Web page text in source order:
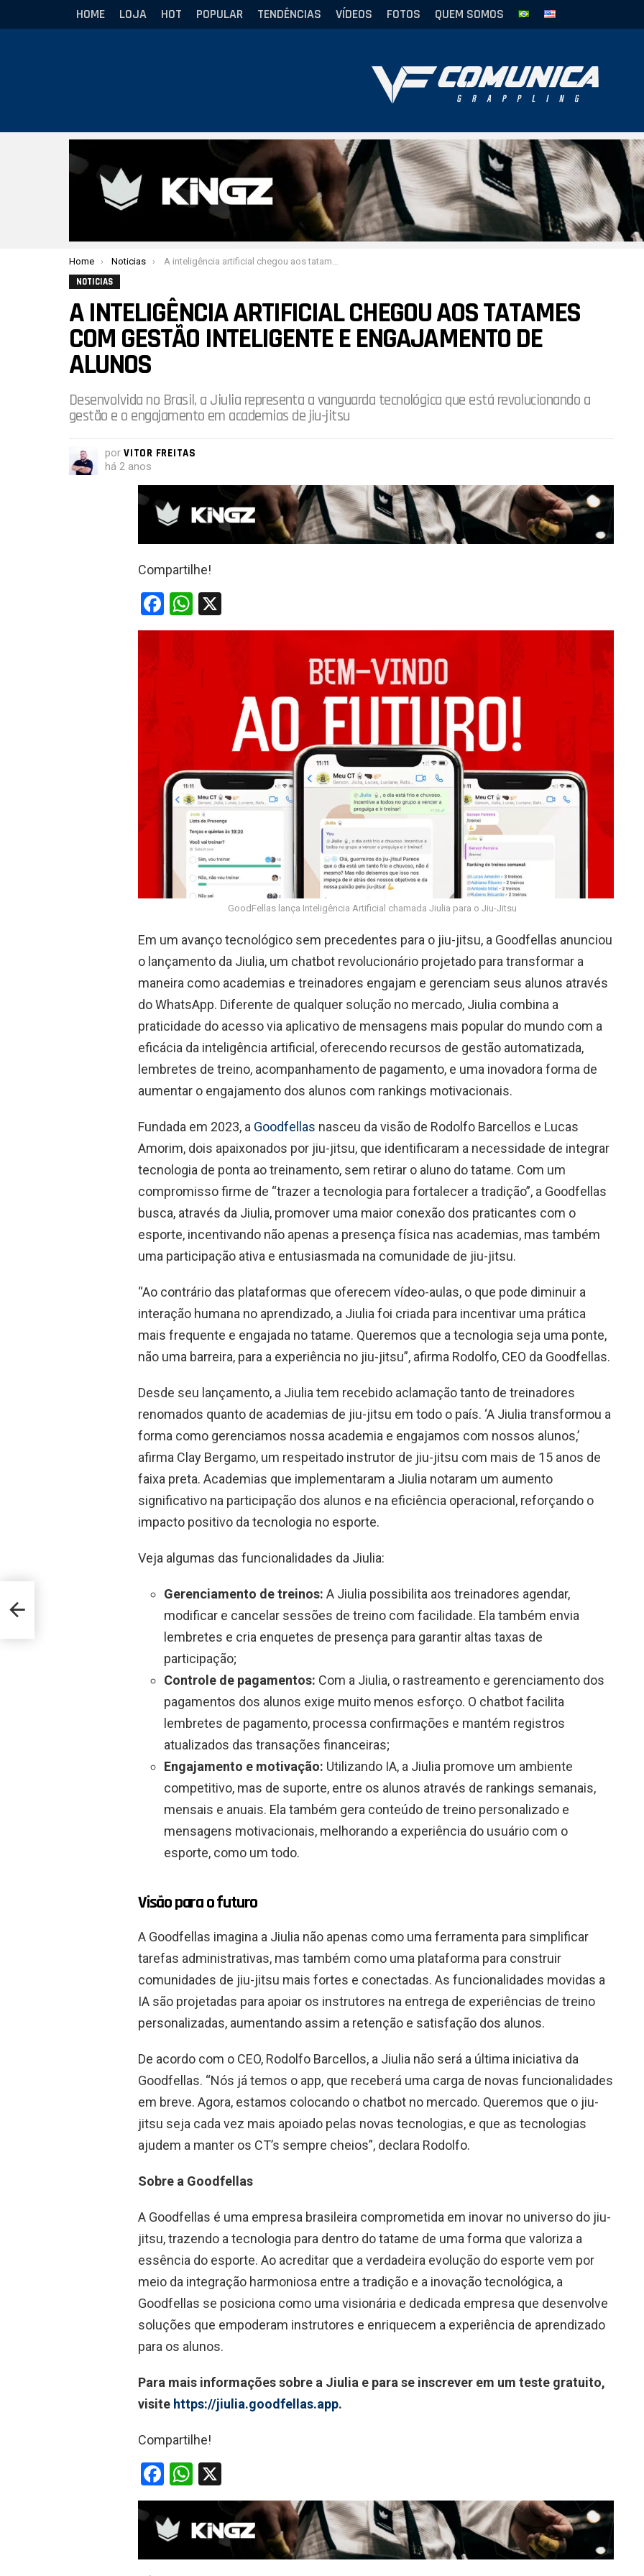
HOME LOJA HOT POPULAR TENDÊNCIAS VÍDEOS FOTOS QUEM SOMOS
Você está aqui:
Home Noticias A inteligência artificial chegou aos tatames com gestão inteligente e engajamento de alunos
NOTICIAS
A INTELIGÊNCIA ARTIFICIAL CHEGOU AOS TATAMES
COM GESTÃO INTELIGENTE E ENGAJAMENTO DE
ALUNOS
Desenvolvida no Brasil, a Jiulia representa a vanguarda tecnológica que está revolucionando a
gestão e o engajamento em academias de jiu-jitsu
por VITOR FREITAS
há 2 anos
Compartilhe!
F
a
ce
o
W
h
s
GoodFellas lança Inteligência Artificial chamada Jiulia para o Jiu-Jitsu
Em um avanço tecnológico sem precedentes para o jiu-jitsu, a Goodfellas anunciou
o lançamento da Jiulia, um chatbot revolucionário projetado para transformar a
maneira como academias e treinadores engajam e gerenciam seus alunos através
do WhatsApp. Diferente de qualquer solução no mercado, Jiulia combina a
praticidade do acesso via aplicativo de mensagens mais popular do mundo com a
eficácia da inteligência artificial, oferecendo recursos de gestão automatizada,
lembretes de treino, acompanhamento de pagamento, e uma inovadora forma de
aumentar o engajamento dos alunos com rankings motivacionais.
Fundada em 2023, a Goodfellas nasceu da visão de Rodolfo Barcellos e Lucas
Amorim, dois apaixonados por jiu-jitsu, que identificaram a necessidade de integrar
tecnologia de ponta ao treinamento, sem retirar o aluno do tatame. Com um
compromisso firme de “trazer a tecnologia para fortalecer a tradição”, a Goodfellas
busca, através da Jiulia, promover uma maior conexão dos praticantes com o
esporte, incentivando não apenas a presença física nas academias, mas também
uma participação ativa e entusiasmada na comunidade de jiu-jitsu.
“Ao contrário das plataformas que oferecem vídeo-aulas, o que pode diminuir a
interação humana no aprendizado, a Jiulia foi criada para incentivar uma prática
mais frequente e engajada no tatame. Queremos que a tecnologia seja uma ponte,
não uma barreira, para a experiência no jiu-jitsu”, afirma Rodolfo, CEO da Goodfellas.
Desde seu lançamento, a Jiulia tem recebido aclamação tanto de treinadores
renomados quanto de academias de jiu-jitsu em todo o país. ‘A Jiulia transformou a
forma como gerenciamos nossa academia e engajamos com nossos alunos,’
afirma Clay Bergamo, um respeitado instrutor de jiu-jitsu com mais de 15 anos de
faixa preta. Academias que implementaram a Jiulia notaram um aumento
significativo na participação dos alunos e na eficiência operacional, reforçando o
impacto positivo da tecnologia no esporte.
Veja algumas das funcionalidades da Jiulia:
Gerenciamento de treinos: A Jiulia possibilita aos treinadores agendar,
modificar e cancelar sessões de treino com facilidade. Ela também envia
lembretes e cria enquetes de presença para garantir altas taxas de
participação;
Controle de pagamentos: Com a Jiulia, o rastreamento e gerenciamento dos
pagamentos dos alunos exige muito menos esforço. O chatbot facilita
lembretes de pagamento, processa confirmações e mantém registros
atualizados das transações financeiras;
Engajamento e motivação: Utilizando IA, a Jiulia promove um ambiente
competitivo, mas de suporte, entre os alunos através de rankings semanais,
mensais e anuais. Ela também gera conteúdo de treino personalizado e
mensagens motivacionais, melhorando a experiência do usuário com o
esporte, como um todo.
Visão para o futuro
A Goodfellas imagina a Jiulia não apenas como uma ferramenta para simplificar
tarefas administrativas, mas também como uma plataforma para construir
comunidades de jiu-jitsu mais fortes e conectadas. As funcionalidades movidas a
IA são projetadas para apoiar os instrutores na entrega de experiências de treino
personalizadas, aumentando assim a retenção e satisfação dos alunos.
De acordo com o CEO, Rodolfo Barcellos, a Jiulia não será a última iniciativa da
Goodfellas. “Nós já temos o app, que receberá uma carga de novas funcionalidades
em breve. Agora, estamos colocando o chatbot no mercado. Queremos que o jiu-
jitsu seja cada vez mais apoiado pelas novas tecnologias, e que as tecnologias
ajudem a manter os CT’s sempre cheios”, declara Rodolfo.
Sobre a Goodfellas
A Goodfellas é uma empresa brasileira comprometida em inovar no universo do jiu-
jitsu, trazendo a tecnologia para dentro do tatame de uma forma que valoriza a
essência do esporte. Ao acreditar que a verdadeira evolução do esporte vem por
meio da integração harmoniosa entre a tradição e a inovação tecnológica, a
Goodfellas se posiciona como uma visionária e dedicada empresa que desenvolve
soluções que empoderam instrutores e enriquecem a experiência de aprendizado
para os alunos.
Para mais informações sobre a Jiulia e para se inscrever em um teste gratuito,
visite https://jiulia.goodfellas.app.
Compartilhe!
F
a
ce
b
o
W
h
at
s
A
this